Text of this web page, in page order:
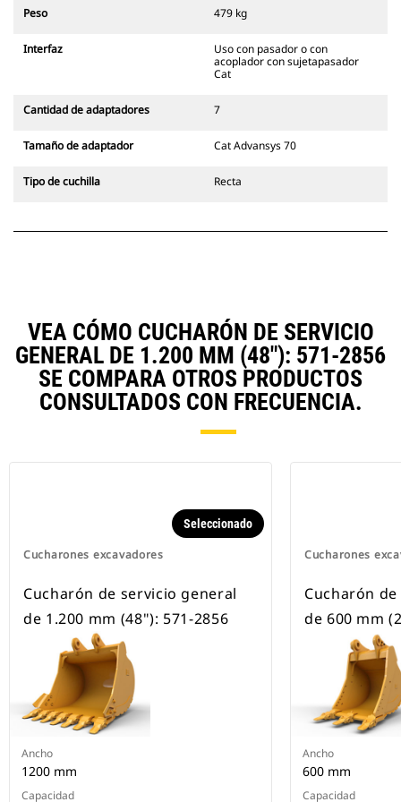
operador.
Cat son compatibles con las
Excavadoras de Cadenas 311-352 y
ruedas. También hay acopladores
disponibles.
sistema acoplador especializado
especializados CW cuentan con un
CW disponibles para todas las
excavadoras de ruedas y cadenas.
Peso 479 kg
Interfaz
Uso con pasador o con
acoplador con sujetapasador
Cat
Cantidad de adaptadores 7
Tamaño de adaptador Cat Advansys 70
Tipo de cuchilla Recta
VEA CÓMO CUCHARÓN DE SERVICIO
GENERAL DE 1.200 MM (48"): 571-2856
SE COMPARA OTROS PRODUCTOS
CONSULTADOS CON FRECUENCIA.
Cucharones excavadores
Seleccionado
Cucharón de servicio general
de 1.200 mm (48"): 571-2856
Ancho
1200 mm
Capacidad
Cucharones
Cucharón
de 600 mm
Ancho
600 mm
Capacidad